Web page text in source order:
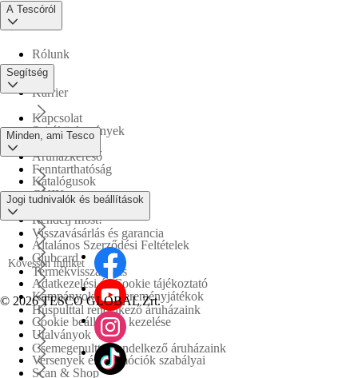
A Tescóról
Rólunk
Karrier
Sajtóközlemények
Fenntarthatóság
Tesco PLC
Segítség
Kapcsolat
Áruházkereső
GYIK
Visszavásárlás és garancia
Termékvisszahívás
Húspulttal rendelkező áruházaink
Csemegepulttal rendelkező áruházaink
Minden, ami Tesco
Katalógusok
Rendelj most!
Clubcard
Kampányok és nyereményjátékok
Utalványok
Scan & Shop
Jogi tudnivalók és beállítások
Általános Szerződési Feltételek
Adatkezelési és Cookie tájékoztató
Cookie beállítások kezelése
Versenyek és promóciók szabályai
Kövessen minket
© 2026 TESCO GLOBAL Zrt.